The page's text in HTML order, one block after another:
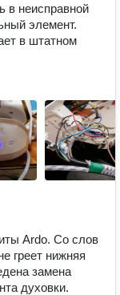
в неисправной
элемент.
в штатном
Ardo. Со слов
греет нижняя
замена
духовки.